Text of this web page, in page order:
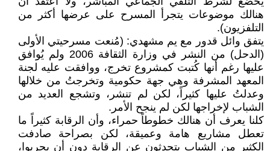
هنالك موضوعات يتجرأ المسرح على عرضها أكثر من
التلفزيون).
يتفق وائل قدور مع يم مشهدي: (مُنعت مسرحيتي الأولى
(الدحل) من النشر في وزارة الثقافة 2006 ولم يُوافق
عليها رغم أنها كُتبت كمشروع تخرج، ووافقت عليه لجنة
المعهد المشرفة وهي جهة حكومية وتخرجتُ من خلالها
وعدلتُ عليها كثيراً، لكن لم تنشر، وتشجع العديد من
الشباب لإخراجها لكن لم ينجح الأمر.
كلنا يعرف أن هنالك خطوطاً حمراء، وأن الرقابة كثيراً ما
تعطل مشاريع هامة وعميقة، لكن بصراحة صادفت
الكثير من الشباب يتحدثون عن الرقابة دون أن يجربوا،